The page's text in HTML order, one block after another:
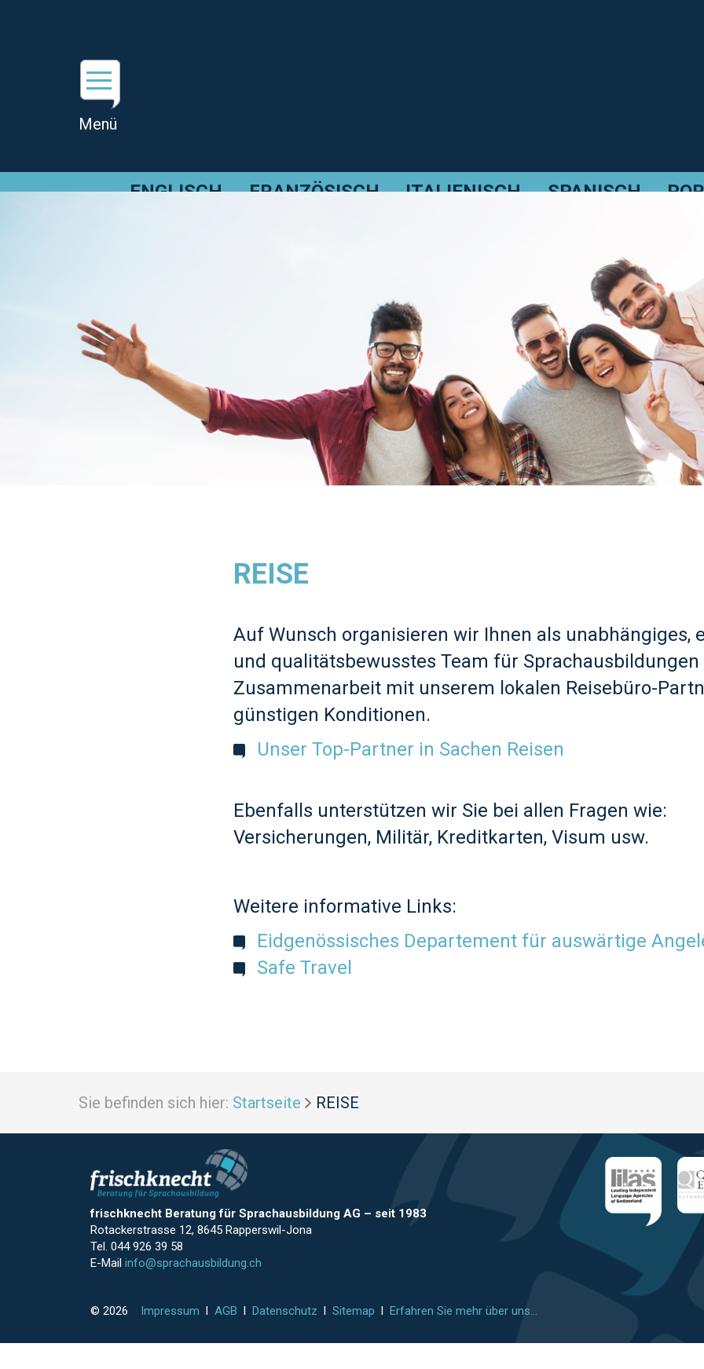
ENGLISCH FRANZÖSISCH ITALIENISCH SPANISCH
REISE
Auf Wunsch organisieren wir Ihnen als unabhängiges,
und qualitätsbewusstes Team für Sprachausbildungen
Zusammenarbeit mit unserem lokalen Reisebüro-
günstigen Konditionen.
Unser Top-Partner in Sachen Reisen
Ebenfalls unterstützen wir Sie bei allen Fragen wie:
Versicherungen, Militär, Kreditkarten, Visum usw.
Weitere informative Links:
Eidgenössisches Departement für auswärtige
Safe Travel
Sie befinden sich hier: Startseite REISE
frischknecht Beratung für Sprachausbildung AG – seit 1983
Rotackerstrasse 12, 8645 Rapperswil-Jona
Tel. 044 926 39 58
E-Mail info@sprachausbildung.ch
© 2026 Impressum l AGB l Datenschutz l Sitemap l Erfahren Sie mehr über uns...